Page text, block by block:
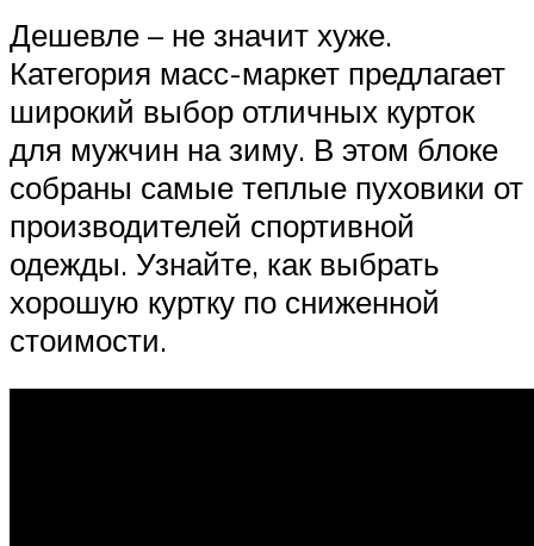
Дешевле – не значит хуже.
Категория масс-маркет предлагает
широкий выбор отличных курток
для мужчин на зиму. В этом блоке
собраны самые теплые пуховики от
производителей спортивной
одежды. Узнайте, как выбрать
хорошую куртку по сниженной
стоимости.